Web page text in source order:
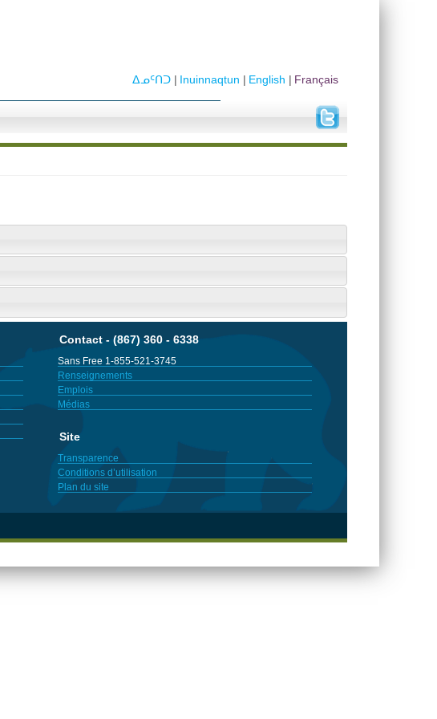
Français
English
Inuinnaqtun
ᐃᓄᑦᑎᑐ
Contact - (867) 360 - 6338
Sans Free 1-855-521-3745
Renseignements
Emplois
Médias
Site
Transparence
Conditions d’utilisation
Plan du site